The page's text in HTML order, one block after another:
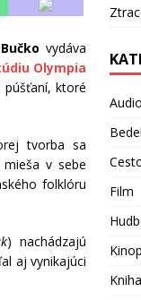
vydáva
Olympia
ktoré
tvorba sa
mieša v sebe
folklóru
) nachádzajú
aj vynikajúci
Film
Kniha